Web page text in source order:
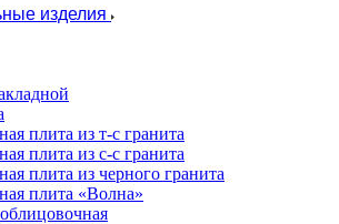
изделия
плита из т-с гранита
плита из с-с гранита
плита из черного гранита
плита «Волна»